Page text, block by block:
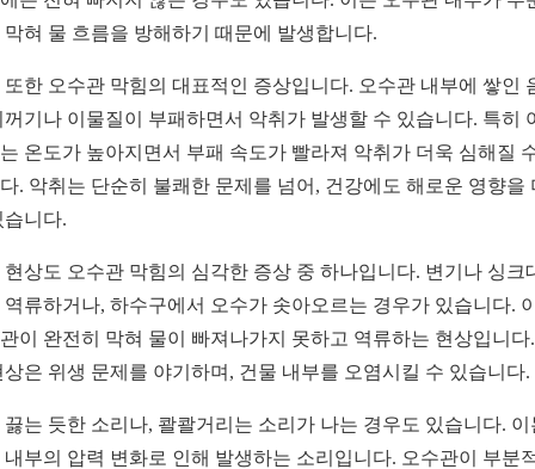
막혀 물 흐름을 방해하기 때문에 발생합니다.
또한 오수관 막힘의 대표적인 증상입니다. 오수관 내부에 쌓인
꺼기나 이물질이 부패하면서 악취가 발생할 수 있습니다. 특히
온도가 높아지면서 부패 속도가 빨라져 악취가 더욱 심해질
. 악취는 단순히 불쾌한 문제를 넘어, 건강에도 해로운 영향을
습니다.
현상도 오수관 막힘의 심각한 증상 중 하나입니다. 변기나 싱크
역류하거나, 하수구에서 오수가 솟아오르는 경우가 있습니다.
이 완전히 막혀 물이 빠져나가지 못하고 역류하는 현상입니다
상은 위생 문제를 야기하며, 건물 내부를 오염시킬 수 있습니다.
끓는 듯한 소리나, 콸콸거리는 소리가 나는 경우도 있습니다. 이
내부의 압력 변화로 인해 발생하는 소리입니다. 오수관이 부분